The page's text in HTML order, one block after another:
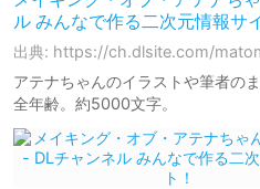
ル みんなで作る二次元情報サ
出典: https://ch.dlsite.com/
アテナちゃんのイラストや筆者の
全年齢。約5000文字。